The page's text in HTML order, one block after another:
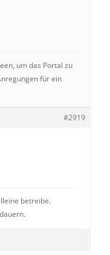
um das Portal zu
für ein
#2919
betreibe.